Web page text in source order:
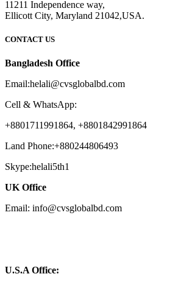
11211 Independence way,
Ellicott City, Maryland 21042,USA.
CONTACT US
Bangladesh Office
Email:helali@cvsglobalbd.com
Cell & WhatsApp:
+8801711991864, +8801842991864
Land Phone:+880244806493
Skype:helali5th1
UK Office
Email: info@cvsglobalbd.com
U.S.A Office: